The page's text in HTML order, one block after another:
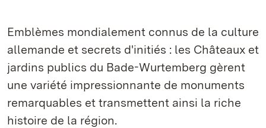
Emblèmes mondialement connus de la culture
allemande et secrets d'initiés : les Châteaux et
jardins publics du Bade-Wurtemberg gèrent
une variété impressionnante de monuments
remarquables et transmettent ainsi la riche
histoire de la région.